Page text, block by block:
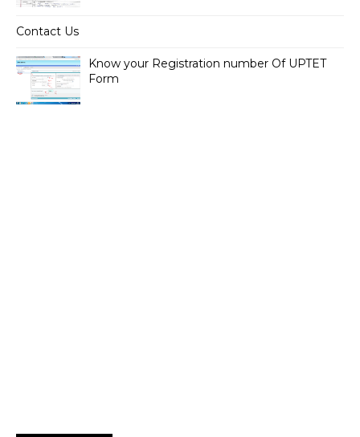
Contact Us
Know your Registration number Of UPTET
Form